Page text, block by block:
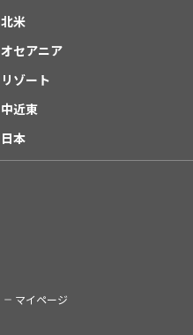
北米
オセアニア
リゾート
中近東
日本
マイページ